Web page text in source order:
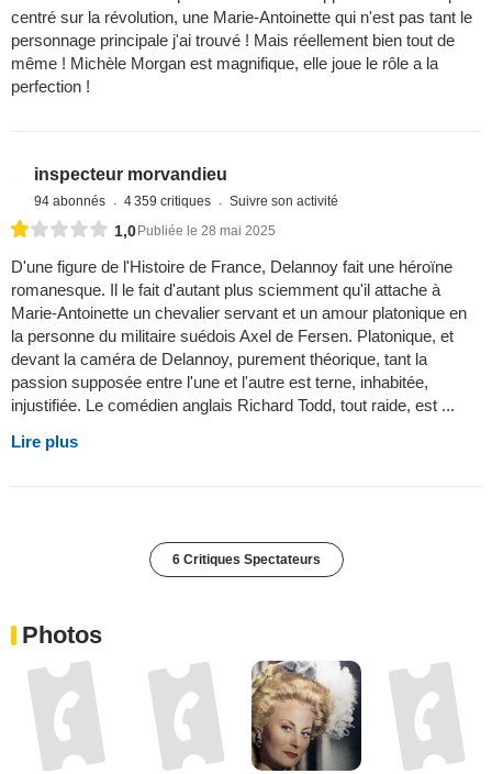
centré sur la révolution, une Marie-Antoinette qui n'est pas tant le
personnage principale j'ai trouvé ! Mais réellement bien tout de
même ! Michèle Morgan est magnifique, elle joue le rôle a la
perfection !
inspecteur morvandieu
94 abonnés 4 359 critiques Suivre son activité
1,0 Publiée le 28 mai 2025
D'une figure de l'Histoire de France, Delannoy fait une héroïne
romanesque. Il le fait d'autant plus sciemment qu'il attache à
Marie-Antoinette un chevalier servant et un amour platonique en
la personne du militaire suédois Axel de Fersen. Platonique, et
devant la caméra de Delannoy, purement théorique, tant la
passion supposée entre l'une et l'autre est terne, inhabitée,
injustifiée. Le comédien anglais Richard Todd, tout raide, est ...
Lire plus
6 Critiques Spectateurs
Photos